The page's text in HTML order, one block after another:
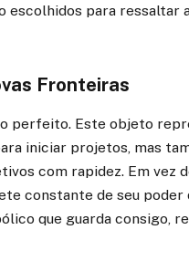
escolhidos para ressaltar
Fronteiras
perfeito. Este objeto
iniciar projetos, mas
com rapidez. Em vez
constante de seu poder
que guarda consigo,